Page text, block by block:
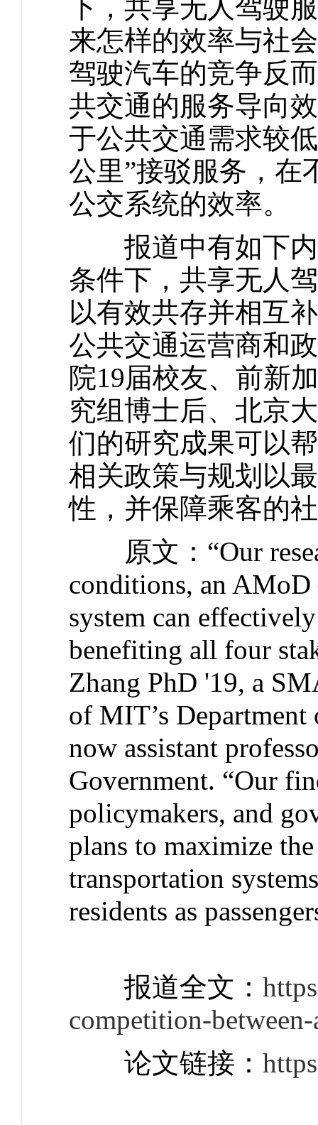
下，共享无人驾驶
来怎样的效率与社
驾驶汽车的竞争反
共交通的服务导向
于公共交通需求较
公里”接驳服务，在
公交系统的效率。
报道中有如下内
条件下，共享无人
以有效共存并相互
公共交通运营商和
院19届校友、前新
究组博士后、北京
们的研究成果可以
相关政策与规划以
性，并保障乘客的
原文：“Our
conditions, an
system can
benefiting all four
Zhang PhD '19, a
of MIT’s
now assistant
Government. “Our
policymakers, and
plans to maximize
transportation
residents as
报道全文：
competition-
论文链接：